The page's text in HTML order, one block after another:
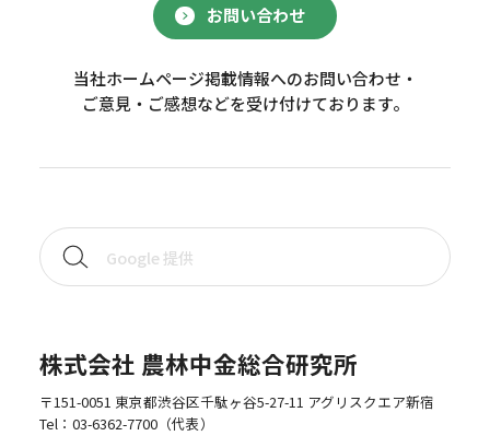
お問い合わせ
当社ホームページ掲載情報へのお問い合わせ・
ご意見・ご感想などを受け付けております。
株式会社 農林中金総合研究所
〒151-0051 東京都渋谷区千駄ヶ谷5-27-11 アグリスクエア新宿
Tel： 03-6362-7700（代表）